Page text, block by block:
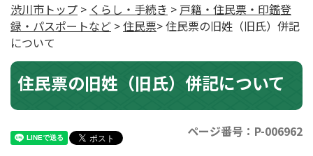
渋川市トップ > くらし・手続き > 戸籍・住民票・印鑑登
録・パスポートなど >住民票> 住民票の旧姓（旧氏）併記
について
住民票の旧姓（旧氏）併記について
ページ番号：P-006962